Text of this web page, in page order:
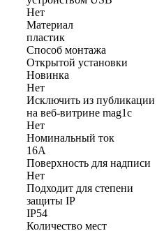
Нет
Материал
пластик
Способ монтажа
Открытой установки
Новинка
Нет
Исключить из публикации
на веб-витрине mag1c
Нет
Номинальный ток
16А
Поверхность для надписи
Нет
Подходит для степени
защиты IP
IP54
Количество мест